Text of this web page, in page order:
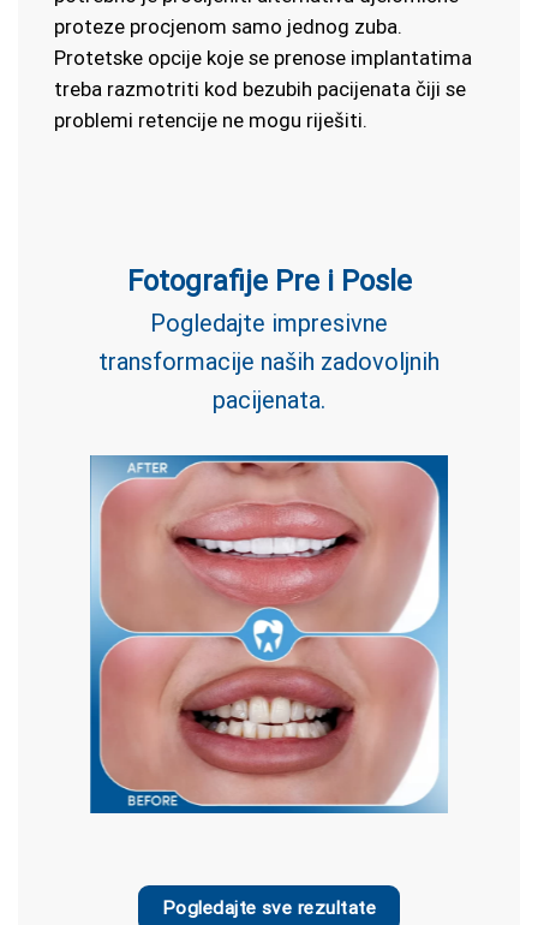
proteze procjenom samo jednog zuba.
Protetske opcije koje se prenose implantatima
treba razmotriti kod bezubih pacijenata čiji se
problemi retencije ne mogu riješiti.
Fotografije Pre i Posle
Pogledajte impresivne
transformacije naših zadovoljnih
pacijenata.
Pogledajte sve rezultate